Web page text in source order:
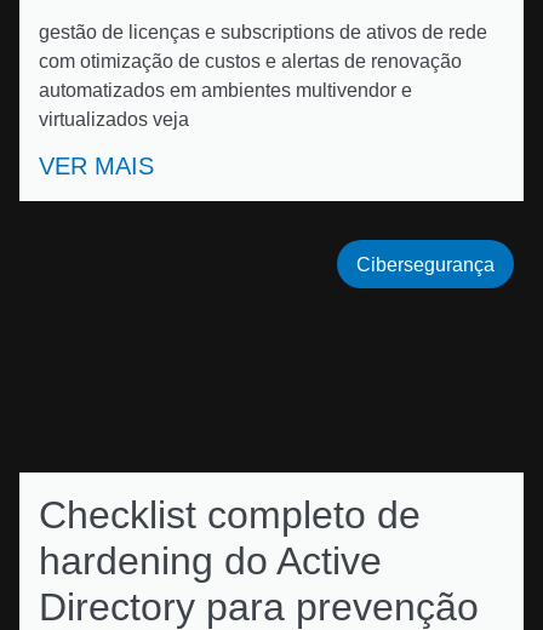
gestão de licenças e subscriptions de ativos de rede
com otimização de custos e alertas de renovação
automatizados em ambientes multivendor e
virtualizados veja
VER MAIS
Checklist completo de
hardening do Active
Directory para prevenção
Cibersegurança